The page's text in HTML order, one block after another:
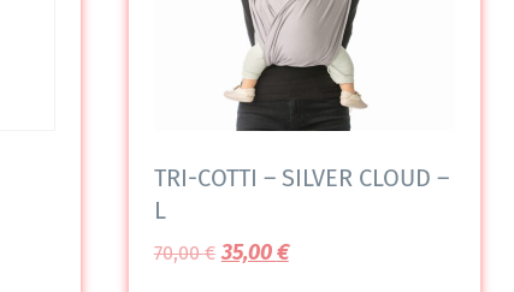
TRI-COTTI – SILVER CLOUD –
L
70,00€ 35,00€